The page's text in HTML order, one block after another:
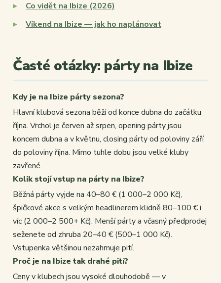
Co vidět na Ibize (2026)
Víkend na Ibize — jak ho naplánovat
Časté otázky: párty na Ibize
Kdy je na Ibize párty sezona?
Hlavní klubová sezona běží od konce dubna do začátku
října. Vrchol je červen až srpen, opening párty jsou
koncem dubna a v květnu, closing párty od poloviny září
do poloviny října. Mimo tuhle dobu jsou velké kluby
zavřené.
Kolik stojí vstup na párty na Ibize?
Běžná párty vyjde na 40–80 € (1 000–2 000 Kč),
špičkové akce s velkým headlinerem klidně 80–100 € i
víc (2 000–2 500+ Kč). Menší párty a včasný předprodej
seženete od zhruba 20–40 € (500–1 000 Kč).
Vstupenka většinou nezahrnuje pití.
Proč je na Ibize tak drahé pití?
Ceny v klubech jsou vysoké dlouhodobě — v